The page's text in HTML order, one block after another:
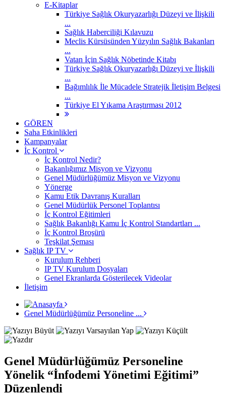
E-Kitaplar
Türkiye Sağlık Okuryazarlığı Düzeyi ve İlişkili
...
Sağlık Haberciliği Kılavuzu
Meclis Kürsüsünden Yüzyılın Sağlık Bakanları
...
Vatan İçin Sağlık Nöbetinde Kitabı
Türkiye Sağlık Okuryazarlığı Düzeyi ve İlişkili
...
Bağımlılık İle Mücadele Stratejik İletişim Belgesi
...
Türkiye El Yıkama Araştırması 2012
GÖREN
Saha Etkinlikleri
Kampanyalar
İç Kontrol
İç Kontrol Nedir?
Bakanlığımız Misyon ve Vizyonu
Genel Müdürlüğümüz Misyon ve Vizyonu
Yönerge
Kamu Etik Davranış Kuralları
Genel Müdürlük Personel Toplantısı
İç Kontrol Eğitimleri
Sağlık Bakanlığı Kamu İç Kontrol Standartları ...
İç Kontrol Broşürü
Teşkilat Şeması
Sağlık IP TV
Kurulum Rehberi
IP TV Kurulum Dosyaları
Genel Ekranlarda Gösterilecek Videolar
İletişim
Genel Müdürlüğümüz Personeline ...
Genel Müdürlüğümüz Personeline
Yönelik “İnfodemi Yönetimi Eğitimi”
Düzenlendi